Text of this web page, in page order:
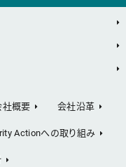
社概要 会社沿革
Actionへの取り組み